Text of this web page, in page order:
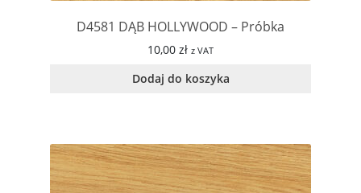
D4581 DĄB HOLLYWOOD – Próbka
10,00 zł z VAT
Dodaj do koszyka